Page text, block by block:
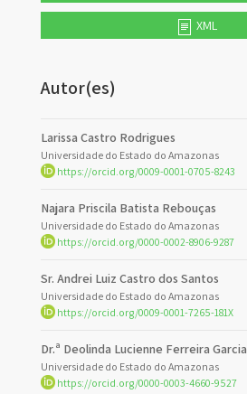
XML
Autor(es)
Larissa Castro Rodrigues
Universidade do Estado do Amazonas
https://orcid.org/0009-0001-0705-8243
Najara Priscila Batista Rebouças
Universidade do Estado do Amazonas
https://orcid.org/0000-0002-8906-9287
Sr. Andrei Luiz Castro dos Santos
Universidade do Estado do Amazonas
https://orcid.org/0009-0001-7265-181X
Dr.ª Deolinda Lucienne Ferreira Garcia
Universidade do Estado do Amazonas
https://orcid.org/0000-0003-4660-9527